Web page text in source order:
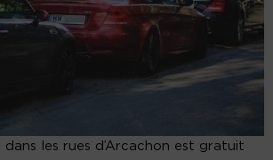
les rues d’Arcachon est gratuit